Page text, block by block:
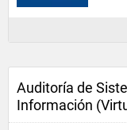
Auditoría de
Información